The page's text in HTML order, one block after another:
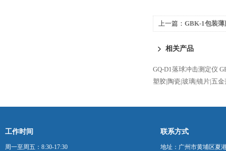
上一篇： GBK-1包装
相关产品
GQ-D1落球冲击测定仪
塑胶|陶瓷|玻璃|镜片|五
工作时间
周一至周五：8:30-17:30
联系方式
地址：广州市黄埔区夏